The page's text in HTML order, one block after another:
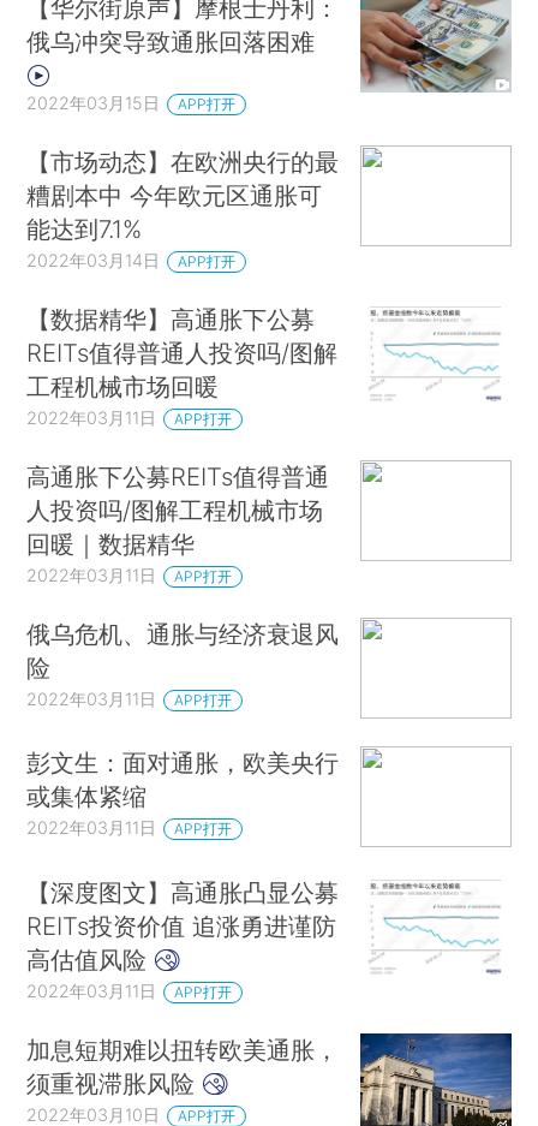
【华尔街原声】摩根士丹利：
俄乌冲突导致通胀回落困难
2022年03月15日 APP打开
【市场动态】在欧洲央行的最
糟剧本中 今年欧元区通胀可
能达到7.1%
2022年03月14日 APP打开
【数据精华】高通胀下公募
REITs值得普通人投资吗/图解
工程机械市场回暖
2022年03月11日 APP打开
高通胀下公募REITs值得普通
人投资吗/图解工程机械市场
回暖｜数据精华
2022年03月11日 APP打开
俄乌危机、通胀与经济衰退风
险
2022年03月11日 APP打开
彭文生：面对通胀，欧美央行
或集体紧缩
2022年03月11日 APP打开
【深度图文】高通胀凸显公募
REITs投资价值 追涨勇进谨防
高估值风险
2022年03月11日 APP打开
加息短期难以扭转欧美通胀，
须重视滞胀风险
2022年03月10日 APP打开